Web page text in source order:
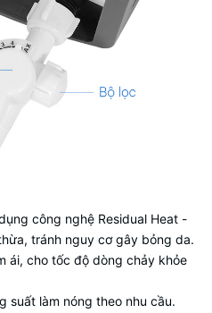
công nghệ Residual Heat -
tránh nguy cơ gây bỏng da.
ái, cho tốc độ dòng chảy khỏe
suất làm nóng theo nhu cầu.